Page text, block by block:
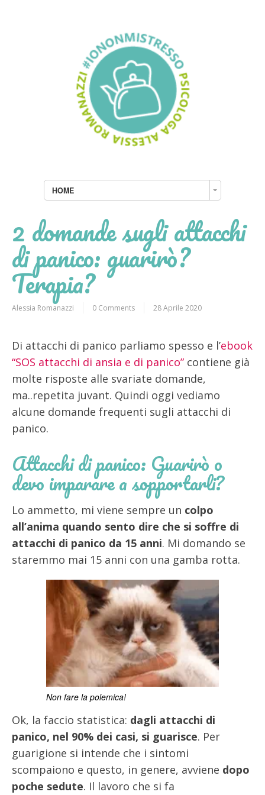
HOME
2 domande sugli attacchi
di panico: guarirò?
Terapia?
Alessia Romanazzi 0 Comments 28 Aprile 2020
Di attacchi di panico parliamo spesso e l’ebook
“SOS attacchi di ansia e di panico” contiene già
molte risposte alle svariate domande,
ma..repetita juvant. Quindi oggi vediamo
alcune domande frequenti sugli attacchi di
panico.
Attacchi di panico: Guarirò o
devo imparare a sopportarli?
Lo ammetto, mi viene sempre un colpo
all’anima quando sento dire che si soffre di
attacchi di panico da 15 anni. Mi domando se
staremmo mai 15 anni con una gamba rotta.
Non fare la polemica!
Ok, la faccio statistica: dagli attacchi di
panico, nel 90% dei casi, si guarisce. Per
guarigione si intende che i sintomi
scompaiono e questo, in genere, avviene dopo
poche sedute. Il lavoro che si fa